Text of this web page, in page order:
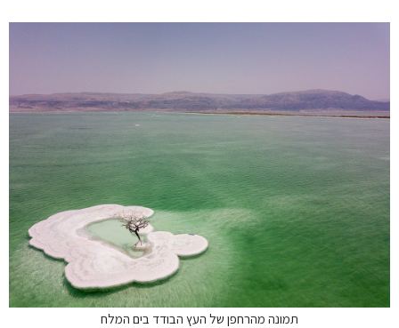
תמונה מהרחפן של העץ הבודד בים המלח